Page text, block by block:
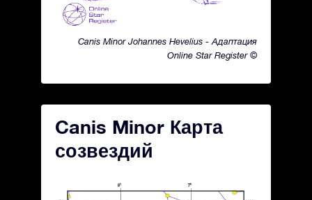
Canis Minor Johannes Hevelius - Адаптация
Online Star Register ©
Canis Minor Карта
созвездий